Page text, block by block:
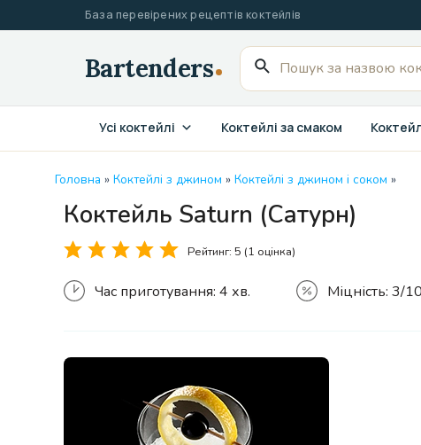
до
База перевірених рецептів коктейлів
Пошук
для:
Усі коктейлі Коктейлі за смаком
Головна » Коктейлі з джином » Коктейлі з джином і соком »
Коктейль Saturn (Сатурн)
Рейтинг: 5 (1 оцінка)
Час приготування: 4 хв. Міцність: 3/10